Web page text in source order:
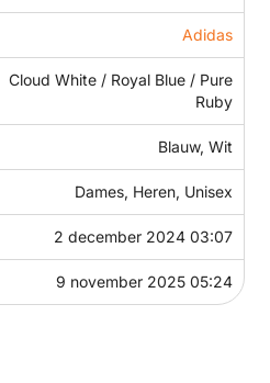
Adidas
Cloud White / Royal Blue / Pure
Ruby
Blauw, Wit
Dames, Heren, Unisex
2 december 2024 03:07
9 november 2025 05:24